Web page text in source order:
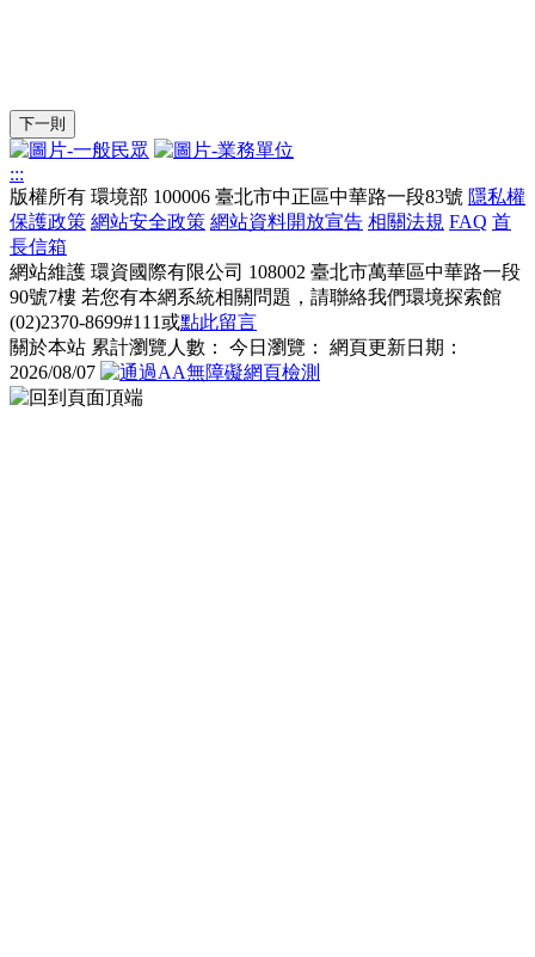
下一則
:::
版權所有 環境部 100006 臺北市中正區中華路一段83號 隱私權
保護政策 網站安全政策 網站資料開放宣告 相關法規 FAQ 首
長信箱
網站維護 環資國際有限公司 108002 臺北市萬華區中華路一段
90號7樓 若您有本網系統相關問題，請聯絡我們環境探索館
(02)2370-8699#111或點此留言
關於本站 累計瀏覽人數： 今日瀏覽：
網頁更新日期：
2026/08/07